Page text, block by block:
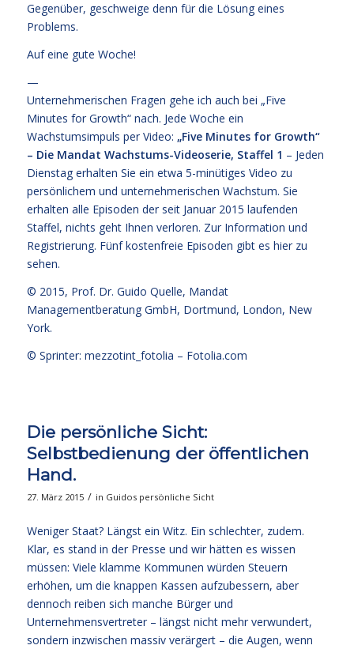
Gegenüber, geschweige denn für die Lösung eines
Problems.
Auf eine gute Woche!
—
Unternehmerischen Fragen gehe ich auch bei „Five
Minutes for Growth“ nach. Jede Woche ein
Wachstumsimpuls per Video: „Five Minutes for Growth“
– Die Mandat Wachstums-Videoserie, Staffel 1 – Jeden
Dienstag erhalten Sie ein etwa 5-minütiges Video zu
persönlichem und unternehmerischen Wachstum. Sie
erhalten alle Episoden der seit Januar 2015 laufenden
Staffel, nichts geht Ihnen verloren. Zur Information und
Registrierung. Fünf kostenfreie Episoden gibt es hier zu
sehen.
© 2015, Prof. Dr. Guido Quelle, Mandat
Managementberatung GmbH, Dortmund, London, New
York.
© Sprinter: mezzotint_fotolia – Fotolia.com
Die persönliche Sicht:
Selbstbedienung der öffentlichen
Hand.
27. März 2015 / in Guidos persönliche Sicht
Weniger Staat? Längst ein Witz. Ein schlechter, zudem.
Klar, es stand in der Presse und wir hätten es wissen
müssen: Viele klamme Kommunen würden Steuern
erhöhen, um die knappen Kassen aufzubessern, aber
dennoch reiben sich manche Bürger und
Unternehmensvertreter – längst nicht mehr verwundert,
sondern inzwischen massiv verärgert – die Augen, wenn